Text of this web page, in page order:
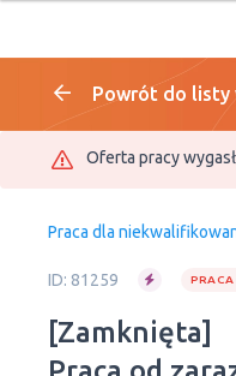
Powrót do listy
Oferta pracy
Praca dla
ID: 81259
[Zamknięta]